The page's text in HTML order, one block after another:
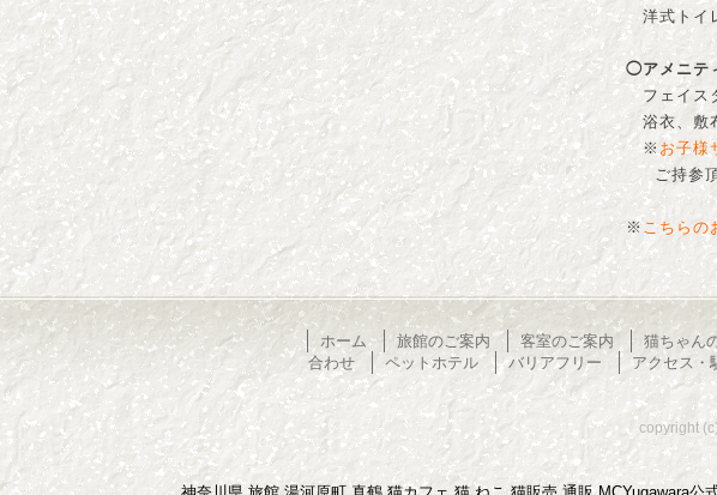
洋式トイ
◯アメニテ
フェイス
浴衣、敷
※ お子様
ご持参頂
※ こちらの
ホーム 旅館のご案内 客室のご案内 猫ちゃん
合わせ
ペットホテル バリアフリー アクセス・
copyright
神奈川県 旅館 湯河原町 真鶴 猫カフェ 猫 ねこ 猫販売 通販 MCYugawara